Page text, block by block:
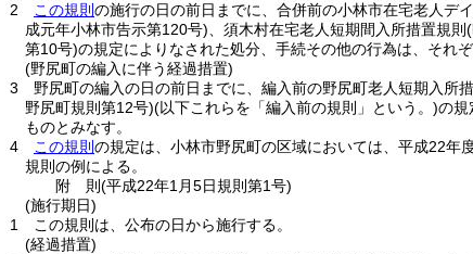
2
この規則 の施行の日の前日までに、合併前の小林市在宅老人デ
成元年小林市告示第120号) 、須木村在宅老人短期間入所措置規則
第10号)の規定によりなされた処分、手続その他の行為は、それ
(野尻町の編入に伴う経過措置)
3
野尻町の編入の日の前日までに、編入前の野尻町老人短期入所
野尻町規則第12号)(以下これらを「編入前の規則」という。)の規
ものとみなす。
4
この規則 の規定は、小林市野尻町の区域においては、平成22年
規則の例による。
附 則(平成22年1月5日規則第1号)
(施行期日)
1
この規則は、公布の日から施行する。
(経過措置)